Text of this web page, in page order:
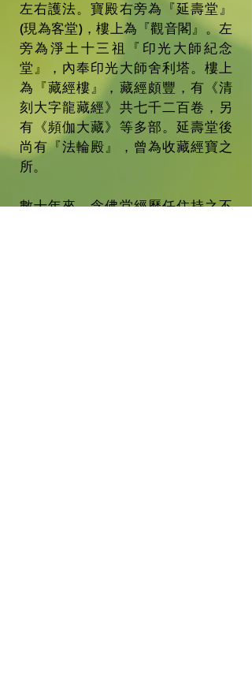
左右護法。寶殿右旁為『延壽堂』
(現為客堂)，樓上為『觀音閣』。左
旁為淨土十三祖『印光大師紀念
堂』，內奉印光大師舍利塔。樓上
為『藏經樓』，藏經頗豐，有《清
刻大字龍藏經》共七千二百卷，另
有《頻伽大藏》等多部。延壽堂後
尚有『法輪殿』，曾為收藏經寶之
所。
數十年來，念佛堂經歷任住持之不